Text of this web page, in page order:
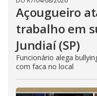
Açougueiro
trabalho em
Jundiaí (SP)
Funcionário alega
com faca no local